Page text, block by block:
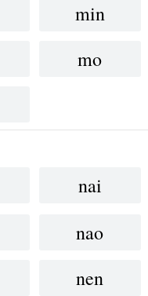
min
mo
nai
nao
nen